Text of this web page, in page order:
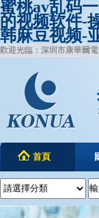
蜜桃av乱码
的视频软件-
韩麻豆视频-
歡迎光臨：深圳市康華爾
首頁